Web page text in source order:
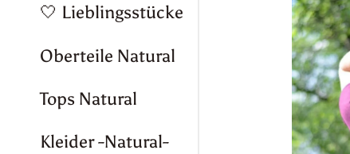
🤍 Lieblingsstücke
Oberteile Natural
Tops Natural
Kleider -Natural-